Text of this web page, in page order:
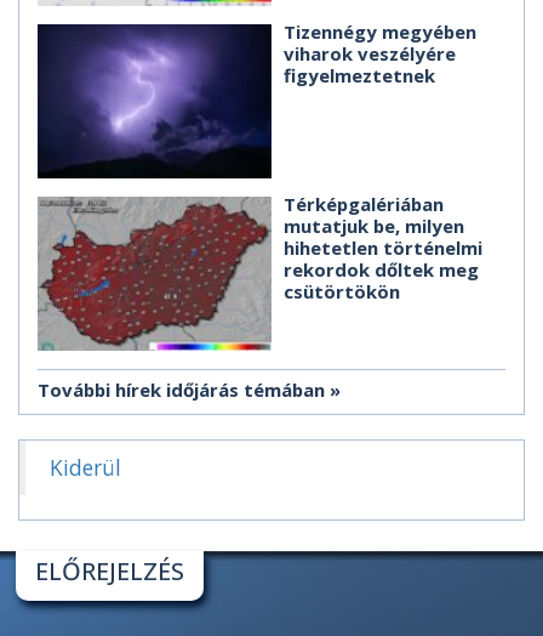
Tizennégy megyében
viharok veszélyére
figyelmeztetnek
Térképgalériában
mutatjuk be, milyen
hihetetlen történelmi
rekordok dőltek meg
csütörtökön
További hírek időjárás témában
Kiderül
ELŐREJELZÉS